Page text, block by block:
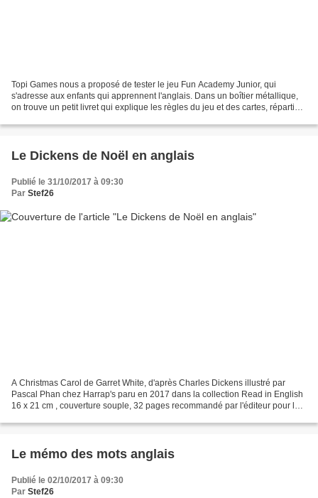
Topi Games nous a proposé de tester le jeu Fun Academy Junior, qui
s'adresse aux enfants qui apprennent l'anglais. Dans un boîtier métallique,
on trouve un petit livret qui explique les règles du jeu et des cartes, réparties
Le Dickens de Noël en anglais
Publié le 31/10/2017 à 09:30
Par Stef26
A Christmas Carol de Garret White, d'après Charles Dickens illustré par
Pascal Phan chez Harrap's paru en 2017 dans la collection Read in English
16 x 21 cm , couverture souple, 32 pages recommandé par l'éditeur pour la
Le mémo des mots anglais
Publié le 02/10/2017 à 09:30
Par Stef26